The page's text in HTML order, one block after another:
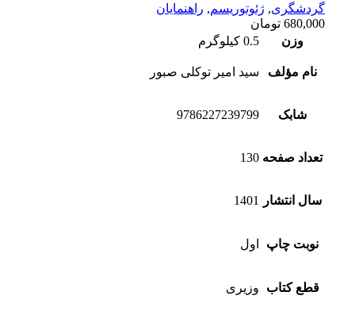
گردشگری, ژئوتوریسم, راهنمایان
680,000 تومان
وزن
0.5 کیلوگرم
نام مؤلف سید امیر توکلی صبور
شابک 9786227239799
تعداد صفحه 130
سال انتشار 1401
نوبت چاپ اول
قطع کتاب وزیری